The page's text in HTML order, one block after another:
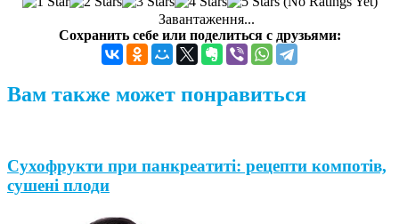
Завантаження...
Сохранить себе или поделиться с друзьями:
Вам также может понравиться
Сухофрукти при панкреатиті: рецепти компотів,
сушені плоди